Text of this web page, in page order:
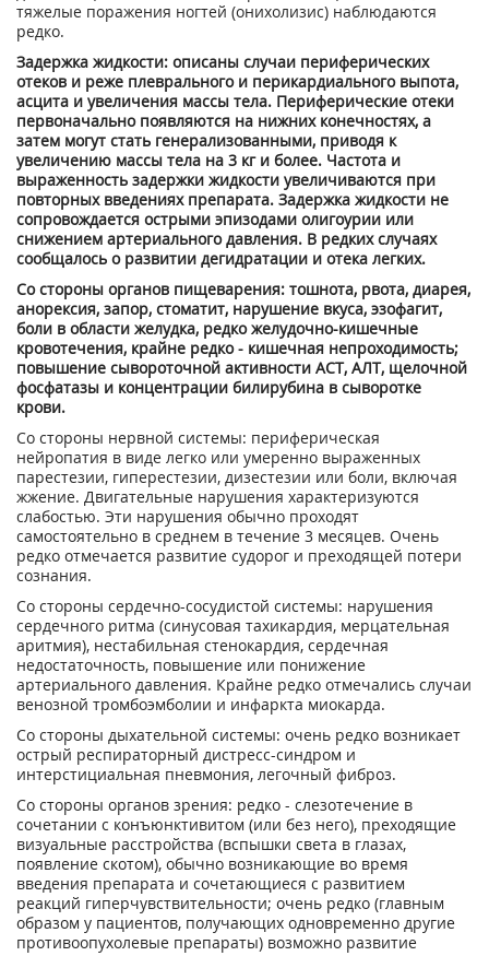
тяжелые поражения ногтей (онихолизис) наблюдаются
редко.
Задержка жидкости: описаны случаи периферических
отеков и реже плеврального и перикардиального выпота,
асцита и увеличения массы тела. Периферические отеки
первоначально появляются на нижних конечностях, а
затем могут стать генерализованными, приводя к
увеличению массы тела на 3 кг и более. Частота и
выраженность задержки жидкости увеличиваются при
повторных введениях препарата. Задержка жидкости не
сопровождается острыми эпизодами олигоурии или
снижением артериального давления. В редких случаях
сообщалось о развитии дегидратации и отека легких.
Со стороны органов пищеварения: тошнота, рвота, диарея,
анорексия, запор, стоматит, нарушение вкуса, эзофагит,
боли в области желудка, редко желудочно-кишечные
кровотечения, крайне редко - кишечная непроходимость;
повышение сывороточной активности ACT, АЛТ, щелочной
фосфатазы и концентрации билирубина в сыворотке
крови.
Со стороны нервной системы: периферическая
нейропатия в виде легко или умеренно выраженных
парестезии, гиперестезии, дизестезии или боли, включая
жжение. Двигательные нарушения характеризуются
слабостью. Эти нарушения обычно проходят
самостоятельно в среднем в течение 3 месяцев. Очень
редко отмечается развитие судорог и преходящей потери
сознания.
Со стороны сердечно-сосудистой системы: нарушения
сердечного ритма (синусовая тахикардия, мерцательная
аритмия), нестабильная стенокардия, сердечная
недостаточность, повышение или понижение
артериального давления. Крайне редко отмечались случаи
венозной тромбоэмболии и инфаркта миокарда.
Со стороны дыхательной системы: очень редко возникает
острый респираторный дистресс-синдром и
интерстициальная пневмония, легочный фиброз.
Со стороны органов зрения: редко - слезотечение в
сочетании с конъюнктивитом (или без него), преходящие
визуальные расстройства (вспышки света в глазах,
появление скотом), обычно возникающие во время
введения препарата и сочетающиеся с развитием
реакций гиперчувствительности; очень редко (главным
образом у пациентов, получающих одновременно другие
противоопухолевые препараты) возможно развитие